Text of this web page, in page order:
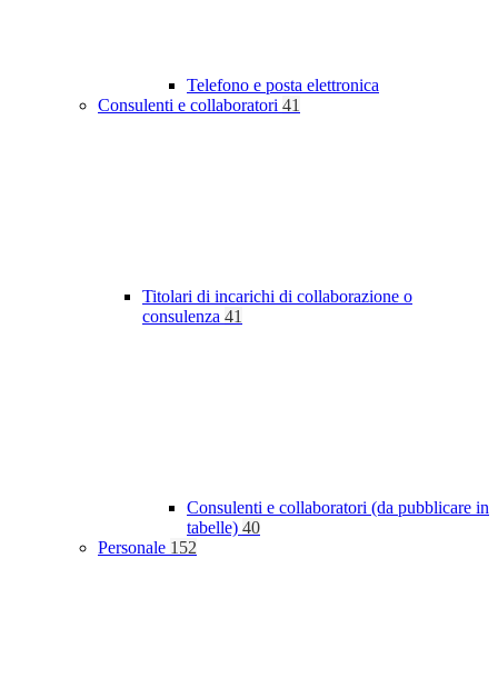
Telefono e posta elettronica
Consulenti e collaboratori 41
Titolari di incarichi di collaborazione o
consulenza 41
Consulenti e collaboratori (da pubblicare in
tabelle) 40
Personale 152